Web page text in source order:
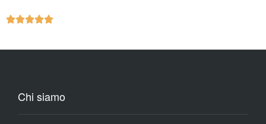

Chi siamo